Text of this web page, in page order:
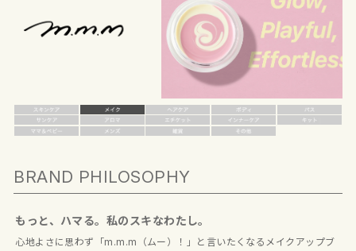
もっと、ハマる。私のスキなわたし。
心地よさに思わず「m.m.m（ムー）！」と言いたくなるメイクアップブ